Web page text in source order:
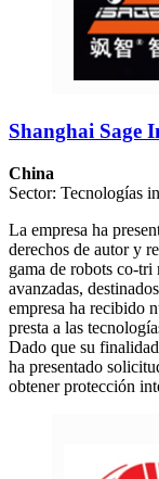
Shanghai Sage
China
Sector: Tecnologías
La empresa ha
derechos de autor y
gama de robots co-tri
avanzadas,
empresa ha recibido
presta a las
Dado que su
ha presentado
obtener protección